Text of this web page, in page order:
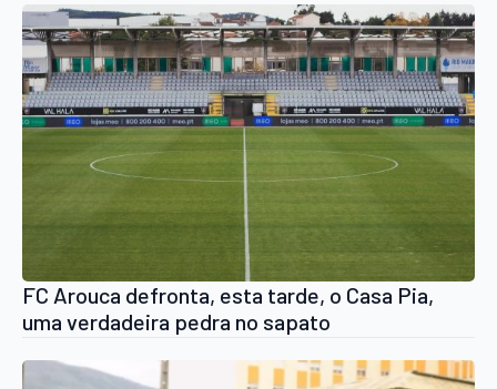
FC Arouca defronta, esta tarde, o Casa Pia,
uma verdadeira pedra no sapato